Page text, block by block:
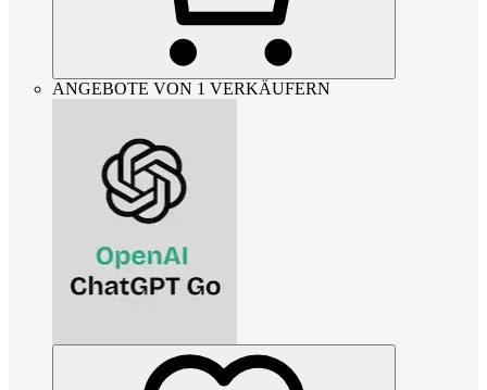
ANGEBOTE VON 1 VERKÄUFERN